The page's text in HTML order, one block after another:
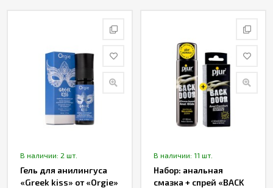
В наличии: 2 шт.
Гель для анилингуса
«Greek kiss» от «Orgie»
В наличии: 11 шт.
Набор: анальная
смазка + спрей «BACK